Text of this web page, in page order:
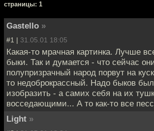
cтраницы: 1
Gastello »
#1 | 31.05.01 18:05
Какая-то мрачная картинка. Лучше
быки. Так и думается - что сейчас
полупризрачный народ порвут на
то недоброкрассный. Надо быков
изобразить - а самих себя на их
восседающими... А то как-то все
Light »